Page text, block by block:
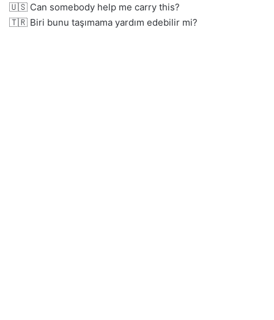
🇺🇸 Can somebody help me carry this?
🇹🇷 Biri bunu taşımama yardım edebilir mi?